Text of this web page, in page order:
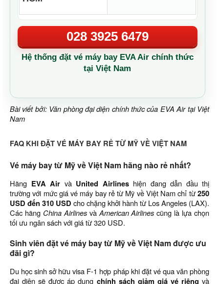
028 3925 6479
Hệ thống đặt vé máy bay EVA Air chính thức
tại Việt Nam
Bài viết bởi: Văn phòng đại diện chính thức của EVA Air tại Việt
Nam
FAQ KHI ĐẶT VÉ MÁY BAY RẺ TỪ MỸ VỀ VIỆT NAM
Vé máy bay từ Mỹ về Việt Nam hãng nào rẻ nhất?
Hãng EVA Air và United Airlineshiện đang dẫn đầu thị
trường với mức giá vé máy bay rẻ từ Mỹ về Việt Nam chỉ từ250
USD đến 310 USD cho chặng khởi hành từ Los Angeles (LAX).
Các hãng China Airlinesvà American Airlines cũng là lựa chọn
tối ưu ngân sách với giá từ 320 USD.
Sinh viên đặt vé máy bay từ Mỹ về Việt Nam được ưu
đãi gì?
Du học sinh sở hữu visa F-1 hợp pháp khi đặt vé qua văn phòng
đại diện sẽ được áp dụng chính sách giảm giá vé riêng và